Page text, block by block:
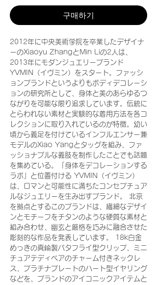
구매하기
2012年に中央美術学院を卒業したデザイナ
ーのXiaoyu ZhangとMin Liの2人は、
2013年にモダンジュエリーブランド
YVMIN（イヴミン）をスタート。ファッシ
ョンブランドというよりもボディデコレーシ
ョンの研究所として、身体と美のあらゆるつ
ながりを可能な限り追求しています。伝統に
とらわれない素材と実験的な着用方法を各コ
レクションに取り入れているのが特徴。幼い
頃から義足を付けているインフルエンサー兼
モデルのXiao Yangとタッグを組み、ファ
ッショナブルな義肢を制作したことでも話題
を集めている。「身体をデコレーションする
ラボ」と位置付ける YVMIN（イヴミン）
は、ロマンと可能性に満ちたコンセプチュア
ルなジュエリーを生み出すブランド。 北京
を拠点とするこのブランドは、繊細なデザイ
ンとモチーフをチタンのような硬質な素材と
組み合わせ、幽玄と厳格を巧みに融合させた
彫刻的な作品を発表しています。 18k白金
めっきの真鍮製バタフライ型クリップ、ミニ
チュアテディベアのチャーム付きネックレ
ス、プラチナプレートのハート型イヤリング
などを、ブランドのアイコニックアイテムと